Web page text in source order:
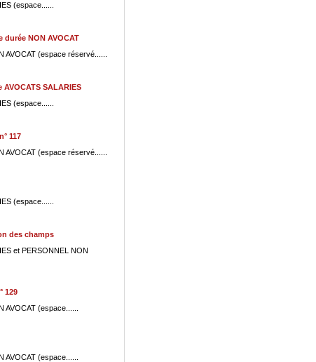
(espace......
durée NON AVOCAT
(espace réservé......
SALARIES
(espace......
117
(espace réservé......
(espace......
des champs
et PERSONNEL NON
129
(espace......
(espace......